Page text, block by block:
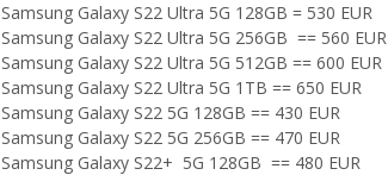
Samsung Galaxy S22 Ultra 5G 128GB = 530 EUR
Samsung Galaxy S22 Ultra 5G 256GB == 560 EUR
Samsung Galaxy S22 Ultra 5G 512GB == 600 EUR
Samsung Galaxy S22 Ultra 5G 1TB == 650 EUR
Samsung Galaxy S22 5G 128GB == 430 EUR
Samsung Galaxy S22 5G 256GB == 470 EUR
Samsung Galaxy S22+ 5G 128GB == 480 EUR